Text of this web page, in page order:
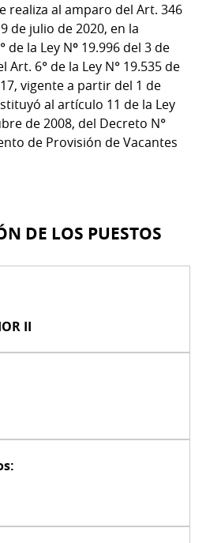
realiza al amparo del Art. 346
de julio de 2020, en la
la Ley Nº 19.996 del 3 de
Art. 6° de la Ley N° 19.535 de
vigente a partir del 1 de
al artículo 11 de la Ley
de 2008, del Decreto N°
de Provisión de Vacantes
DE LOS PUESTOS
II